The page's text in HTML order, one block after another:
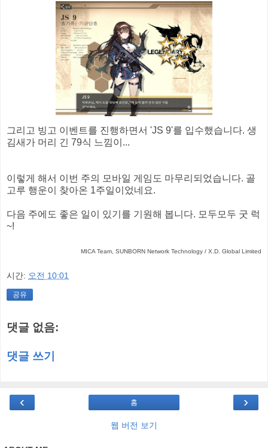
그리고 빙고 이벤트를 진행하면서 'JS 9'를 입수했습니다. 생
김새가 머리 긴 79식 느낌이...
이렇게 해서 이번 주의 모바일 게임도 마무리되었습니다. 골
고루 행운이 찾아온 1주일이었네요.
다음 주에도 좋은 일이 있기를 기원해 봅니다. 모두모두 굿 럭
~!
MICA Team, SUNBORN Network Technology / X.D. Global Limited
시간: 오전 10:01
공유
댓글 없음:
댓글 쓰기
‹ ›
홈
웹 버전 보기